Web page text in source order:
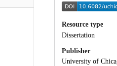
Resource type
Dissertation
Publisher
University of